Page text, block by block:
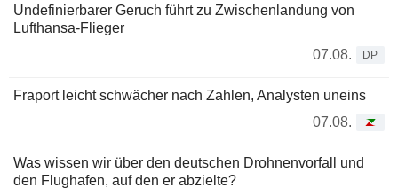
Undefinierbarer Geruch führt zu Zwischenlandung von
Lufthansa-Flieger
07.08.
DP
Fraport leicht schwächer nach Zahlen, Analysten uneins
07.08.
Was wissen wir über den deutschen Drohnenvorfall und
den Flughafen, auf den er abzielte?